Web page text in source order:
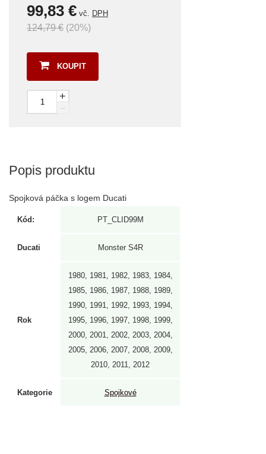
99,83 € vč. DPH
124,79 € (20%)
KOUPIT
+
–
Popis produktu
Spojková páčka s logem Ducati
Kód: PT_CLID99M
Ducati Monster S4R
Rok
1980, 1981, 1982, 1983, 1984,
1985, 1986, 1987, 1988, 1989,
1990, 1991, 1992, 1993, 1994,
1995, 1996, 1997, 1998, 1999,
2000, 2001, 2002, 2003, 2004,
2005, 2006, 2007, 2008, 2009,
2010, 2011, 2012
Kategorie Spojkové